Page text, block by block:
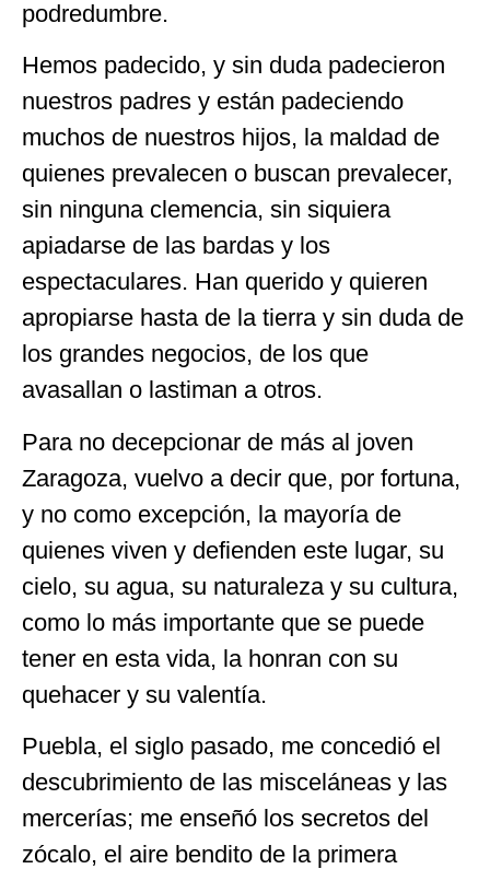
podredumbre.
Hemos padecido, y sin duda padecieron
nuestros padres y están padeciendo
muchos de nuestros hijos, la maldad de
quienes prevalecen o buscan prevalecer,
sin ninguna clemencia, sin siquiera
apiadarse de las bardas y los
espectaculares. Han querido y quieren
apropiarse hasta de la tierra y sin duda de
los grandes negocios, de los que
avasallan o lastiman a otros.
Para no decepcionar de más al joven
Zaragoza, vuelvo a decir que, por fortuna,
y no como excepción, la mayoría de
quienes viven y defienden este lugar, su
cielo, su agua, su naturaleza y su cultura,
como lo más importante que se puede
tener en esta vida, la honran con su
quehacer y su valentía.
Puebla, el siglo pasado, me concedió el
descubrimiento de las misceláneas y las
mercerías; me enseñó los secretos del
zócalo, el aire bendito de la primera